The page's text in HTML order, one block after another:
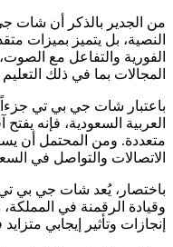
من الجدير بالذكر أن شات
النصية، بل يتميز بميزات
الفورية والتفاعل مع
المجالات بما في ذلك
باعتبار شات جي بي تي
العربية السعودية، فإنه
متعددة. ومن المحتمل أن
الاتصالات والتواصل في
باختصار، يُعد شات جي بي تي
وقيادة الرقمنة في
إنجازات وتأثير إيجابي